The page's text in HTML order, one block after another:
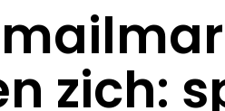
zich: